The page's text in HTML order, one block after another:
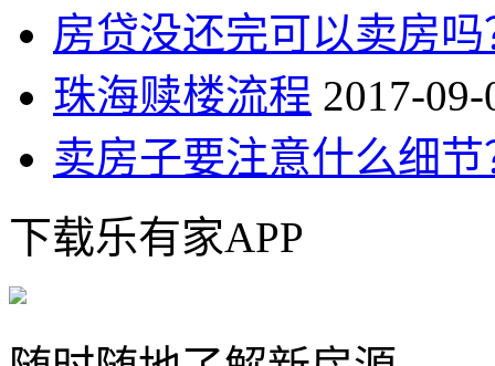
房贷没还完可以卖房
珠海赎楼流程 2017-
卖房子要注意什么细节
下载乐有家APP